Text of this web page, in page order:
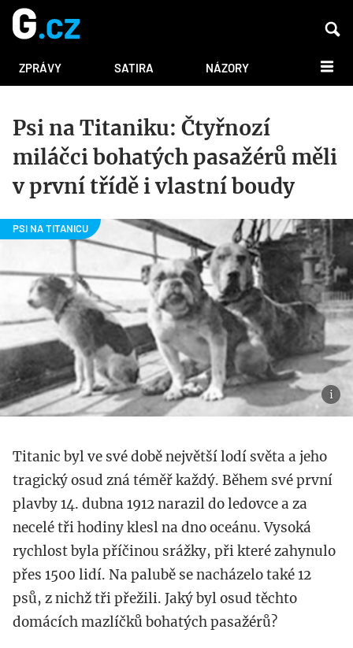
ZPRÁVY SATIRA NÁZORY DALŠÍ
Psi na Titaniku: Čtyřnozí
miláčci bohatých pasažérů měli
v první třídě i vlastní boudy
Titanic byl ve své době největší lodí světa a jeho
tragický osud zná téměř každý. Během své první
plavby 14. dubna 1912 narazil do ledovce a za
necelé tři hodiny klesl na dno oceánu. Vysoká
rychlost byla příčinou srážky, při které zahynulo
přes 1500 lidí. Na palubě se nacházelo také 12
psů, z nichž tři přežili. Jaký byl osud těchto
domácích mazlíčků bohatých pasažérů?